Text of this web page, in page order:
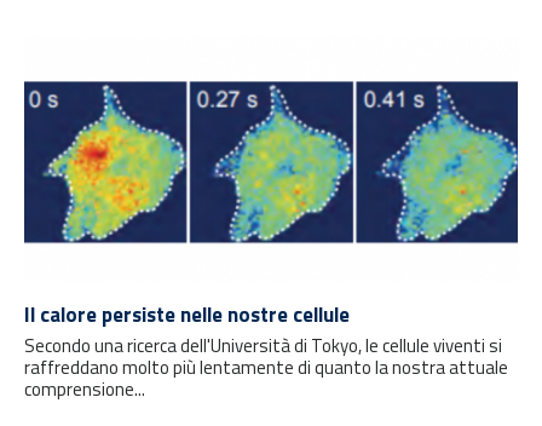
Il calore persiste nelle nostre cellule
Secondo una ricerca dell'Università di Tokyo, le cellule viventi si
raffreddano molto più lentamente di quanto la nostra attuale
comprensione...